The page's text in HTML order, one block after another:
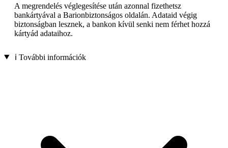
A megrendelés véglegesítése után azonnal fizethetsz
bankártyával a Barionbiztonságos oldalán. Adataid végig
biztonságban lesznek, a bankon kívül senki nem férhet hozzá
kártyád adataihoz.
ℹ️ További információk